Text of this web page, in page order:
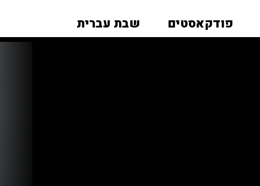
פודקאסטים שבת עברית